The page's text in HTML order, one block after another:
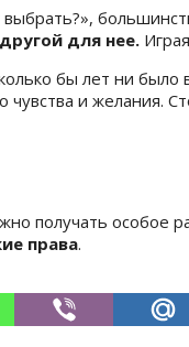
для нее.
бы лет ни было
чувства и желания.
получать особое
права.